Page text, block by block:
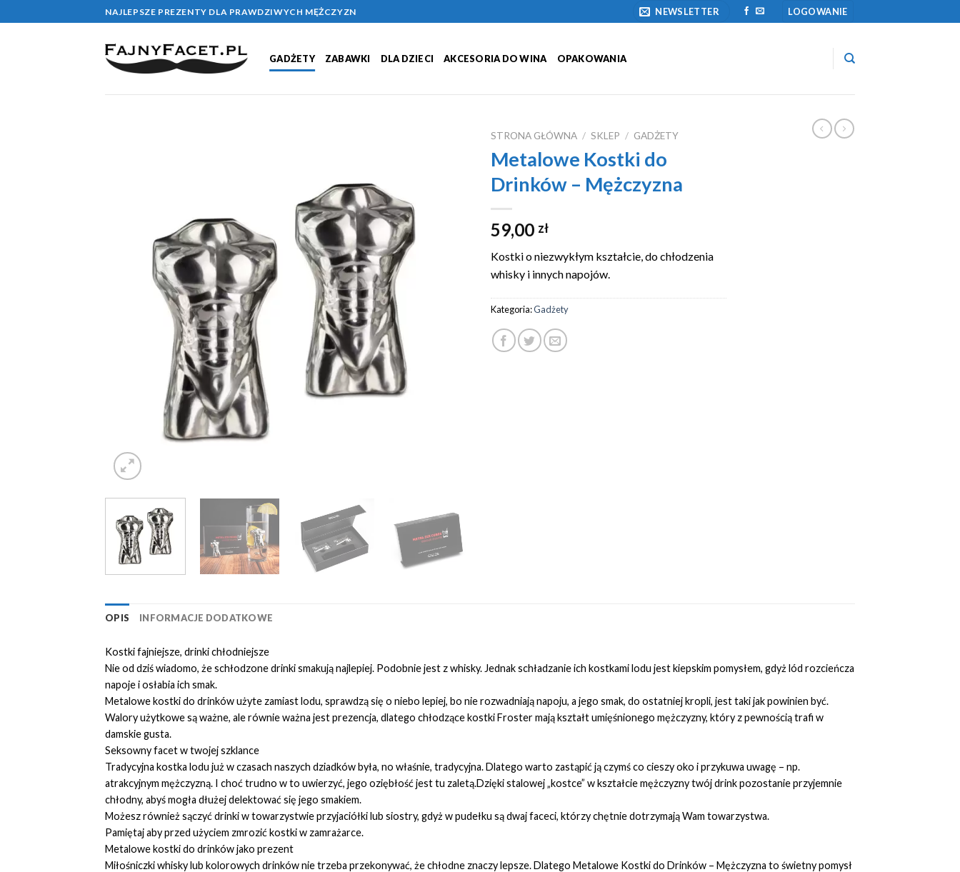
to
NAJLEPSZE PREZENTY DLA PRAWDZIWYCH MĘŻCZYZN NEWSLETTER LOGOWANIE
GADŻETY ZABAWKI DLA DZIECI AKCESORIA DO WINA OPAKOWANIA
STRONA GŁÓWNA / SKLEP / GADŻETY
Metalowe Kostki do
Drinków – Mężczyzna
59,00 zł
Kostki o niezwykłym kształcie, do chłodzenia
whisky i innych napojów.
Kategoria:Gadżety
OPIS INFORMACJE DODATKOWE
Kostki fajniejsze, drinki chłodniejsze
Nie od dziś wiadomo, że schłodzone drinki smakują najlepiej. Podobnie jest z whisky. Jednak schładzanie ich kostkami lodu jest kiepskim pomysłem, gdyż lód rozcieńcza
napoje i osłabia ich smak.
Metalowe kostki do drinków użyte zamiast lodu, sprawdzą się o niebo lepiej, bo nie rozwadniają napoju, a jego smak, do ostatniej kropli, jest taki jak powinien być.
Walory użytkowe są ważne, ale równie ważna jest prezencja, dlatego chłodzące kostki Froster mają kształt umięśnionego mężczyzny, który z pewnością trafi w
damskie gusta.
Seksowny facet w twojej szklance
Tradycyjna kostka lodu już w czasach naszych dziadków była, no właśnie, tradycyjna. Dlatego warto zastąpić ją czymś co cieszy oko i przykuwa uwagę – np.
atrakcyjnym mężczyzną. I choć trudno w to uwierzyć, jego oziębłość jest tu zaletą.Dzięki stalowej „kostce” w kształcie mężczyzny twój drink pozostanie przyjemnie
chłodny, abyś mogła dłużej delektować się jego smakiem.
Możesz również sączyć drinki w towarzystwie przyjaciółki lub siostry, gdyż w pudełku są dwaj faceci, którzy chętnie dotrzymają Wam towarzystwa.
Pamiętaj aby przed użyciem zmrozić kostki w zamrażarce.
Metalowe kostki do drinków jako prezent
Miłośniczki whisky lub kolorowych drinków nie trzeba przekonywać, że chłodne znaczy lepsze. Dlatego Metalowe Kostki do Drinków – Mężczyzna to świetny pomysł